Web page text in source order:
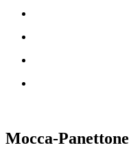
Mocca-Panettone